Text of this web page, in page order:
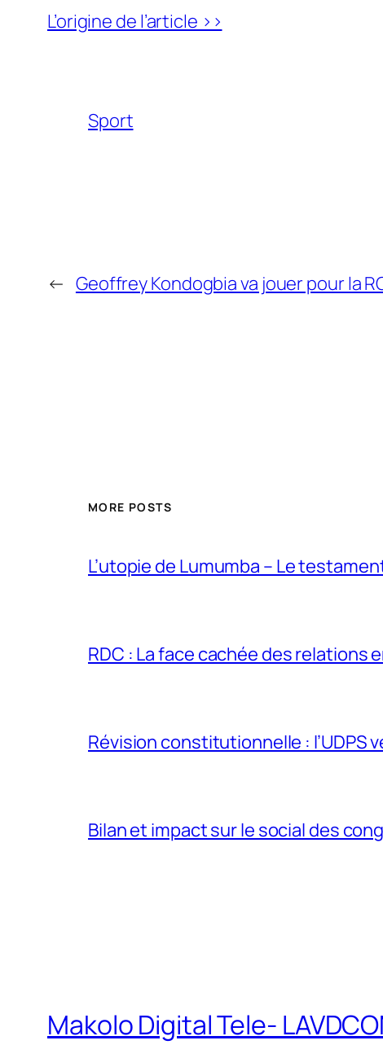
L’origine de l’article >>
Sport
← Geoffrey Kondogbia va jouer pour la
MORE POSTS
L’utopie de Lumumba – Le
RDC : La face cachée des relations
Révision constitutionnelle : l’UDPS
Bilan et impact sur le social des
Makolo Digital Tele-